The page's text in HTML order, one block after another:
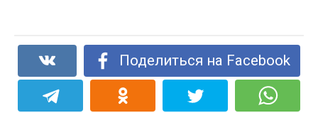
Поделиться на Facebook